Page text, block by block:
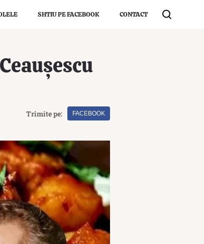
SHTIU PE FACEBOOK CONTACT
Trimite pe: FACEBOOK